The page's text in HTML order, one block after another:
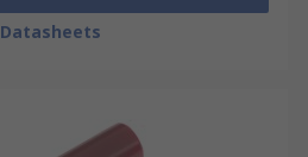
Datasheets